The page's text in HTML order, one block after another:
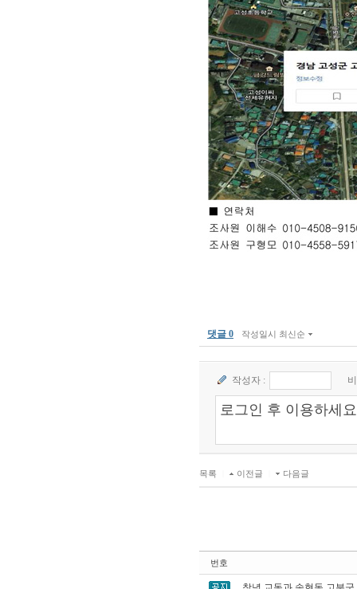
댓글 0 작성일시 최신순
작성자 :
목록 이전글 다음글
번호